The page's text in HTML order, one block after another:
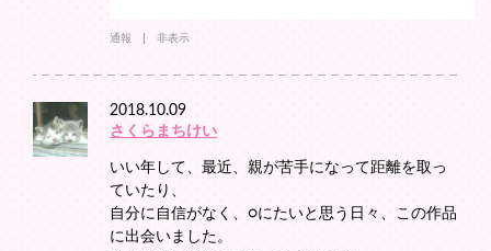
通報 非表示
2018.10.09
さくらまちけい
いい年して、最近、親が苦手になって距離を取っ
ていたり、
自分に自信がなく、○にたいと思う日々、この作品
に出会いました。